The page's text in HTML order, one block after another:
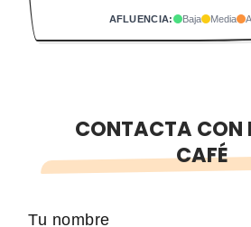
AFLUENCIA: Baja Media
CONTACTA CON
CAFÉ
Tu nombre